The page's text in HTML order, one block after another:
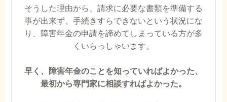
そうした理由から、請求に必要な書類を準備する
事が出来ず、手続きすらできないという状況にな
り、障害年金の申請を諦めてしまっている方が多
くいらっしゃいます。
早く、障害年金のことを知っていればよかった、
最初から専門家に相談すればよかった。